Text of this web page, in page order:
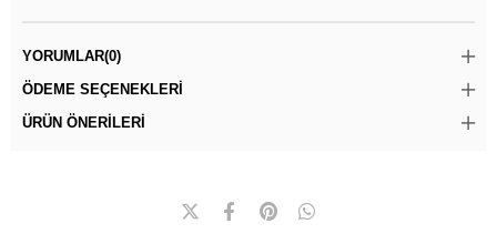
YORUMLAR(0)
ÖDEME SEÇENEKLERI
ÜRÜN ÖNERILERI